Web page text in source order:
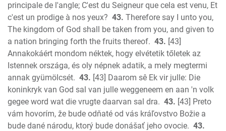
principale de l'angle; C'est du Seigneur que cela est venu, Et
c'est un prodige à nos yeux? 43. Therefore say I unto you,
The kingdom of God shall be taken from you, and given to
a nation bringing forth the fruits thereof. 43. [43]
Annakokáért mondom néktek, hogy elvétetik tőletek az
Istennek országa, és oly népnek adatik, a mely megtermi
annak gyümölcsét. 43. [43] Daarom sê Ek vir julle: Die
koninkryk van God sal van julle weggeneem en aan 'n volk
gegee word wat die vrugte daarvan sal dra. 43. [43] Preto
vám hovorím, že bude odňaté od vás kráľovstvo Božie a
bude dané národu, ktorý bude donášať jeho ovocie. 43.